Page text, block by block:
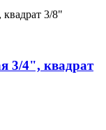
3/4", квадрат